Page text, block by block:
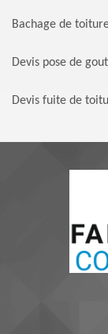
Bachage de
Devis pose de
Devis fuite de